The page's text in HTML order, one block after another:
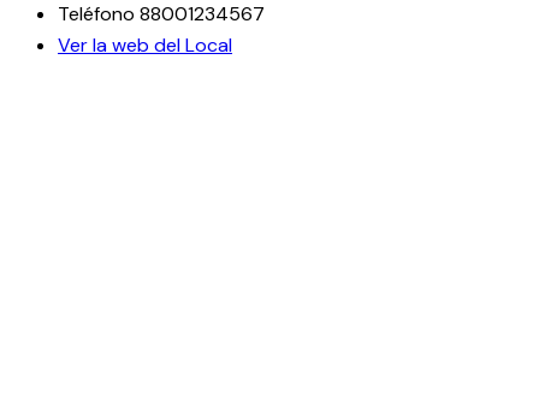
Teléfono 88001234567
Ver la web del Local